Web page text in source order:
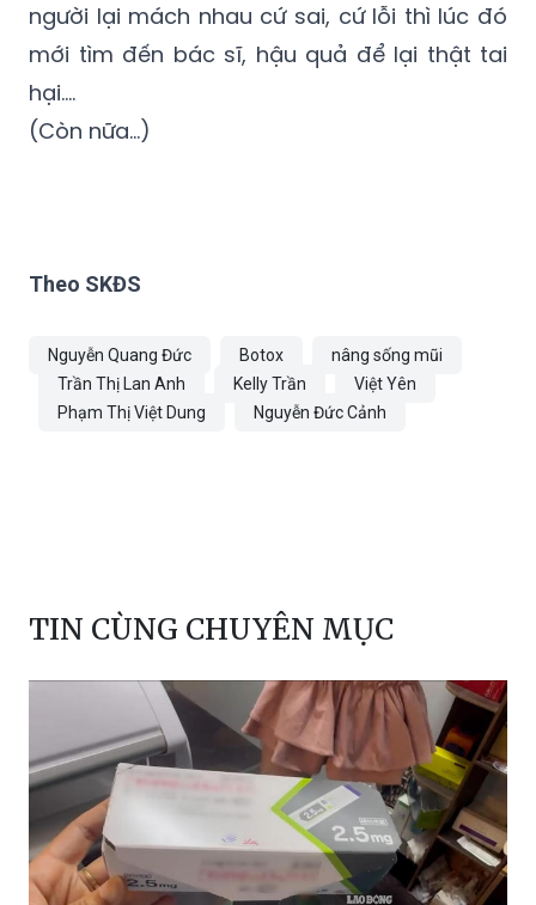
người lại mách nhau cứ sai, cứ lỗi thì lúc đó
mới tìm đến bác sĩ, hậu quả để lại thật tai
hại….
(Còn nữa...)
Theo SKĐS
Nguyễn Quang Đức Botox
nâng sống mũi
Trần Thị Lan Anh
Kelly Trần
Việt Yên
Phạm Thị Việt Dung
Nguyễn Đức Cảnh
TIN CÙNG CHUYÊN MỤC